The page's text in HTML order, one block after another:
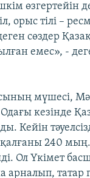
өзгертейін
орыс тілі –
сөздер
емес», -
мүшесі,
кезінде
Кейін
қалғаны 240
Ол Үкімет
арналып,